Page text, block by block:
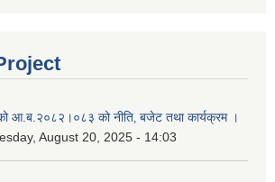
आ.ब.२०८२।०८३ को नीति‚ बजेट तथा कार्यक्रम ।
August 20, 2025 - 14:03